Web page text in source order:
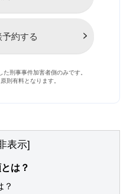
約する
刑事事件加害者側のみです。
則有料となります。
表示]
は？
？